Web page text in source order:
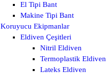
El Tipi Bant
Makine Tipi Bant
Koruyucu Ekipmanlar
Eldiven Çeşitleri
Nitril Eldiven
Termoplastik Eldiven
Lateks Eldiven